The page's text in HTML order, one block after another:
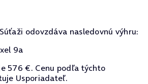
odovzdáva nasledovnú výhru:
9a
576 €. Cenu podľa týchto
Usporiadateľ.